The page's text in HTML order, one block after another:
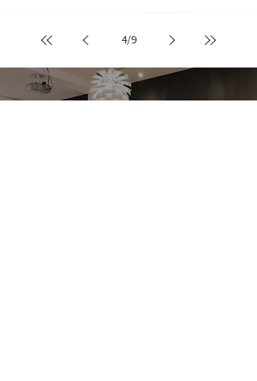
4/9